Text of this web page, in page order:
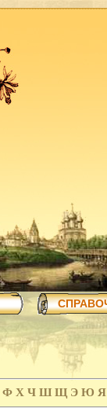
Ф Х Ч Ш Щ Э Ю Я